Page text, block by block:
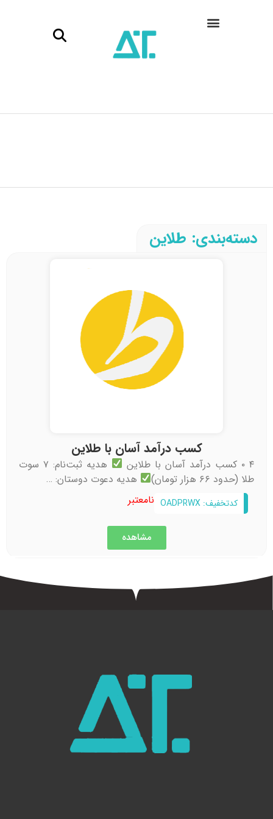
دسته‌بندی: طلاین
کسب درآمد آسان با طلاین
۴ ۰ کسب درآمد آسان با طلاین
هدیه ثبت‌نام: ۷ سوت
طلا (حدود ۶۶ هزار تومان)
هدیه دعوت دوستان: …
کدتخفیف: OADPRWX نامعتبر
مشاهده